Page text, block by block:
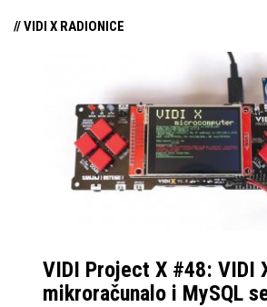
// VIDI X RADIONICE
VIDI Project X #48: VIDI
mikroračunalo i MySQL